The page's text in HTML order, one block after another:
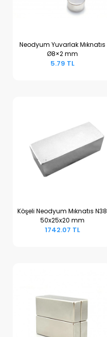
Sepete Ekle
Neodyum Yuvarlak Mıknatıs
Ø8×2 mm
5.79 TL
Sepete Ekle
Köşeli Neodyum Mıknatıs N38
50x25x20 mm
1742.07 TL